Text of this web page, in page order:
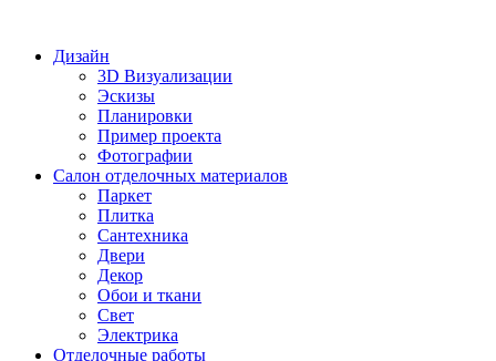
Дизайн
3D Визуализации
Эскизы
Планировки
Пример проекта
Фотографии
Салон отделочных материалов
Паркет
Плитка
Сантехника
Двери
Декор
Обои и ткани
Свет
Электрика
Отделочные работы